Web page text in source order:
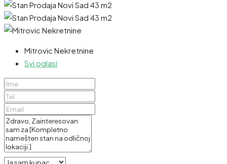
Mitrovic Nekretnine
Svi oglasi